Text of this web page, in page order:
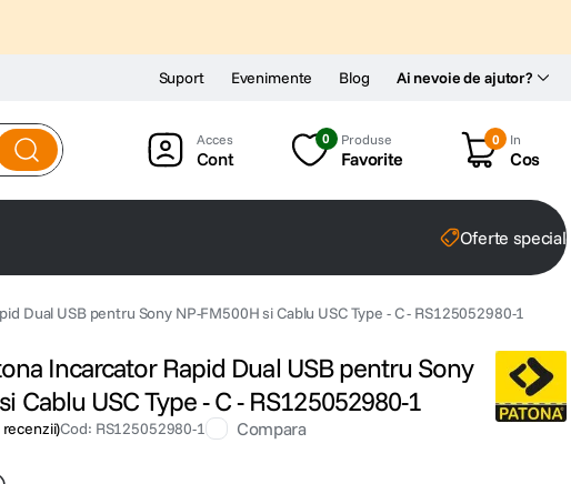
Ai nevoie de ajutor?
Suport Evenimente Blog
Cont
0 Produse
Favorite
0 In
Cos
Oferte
Dual USB pentru Sony NP-FM500H si Cablu USC Type - C - RS125052980-1
Incarcator Rapid Dual USB pentru Sony
Cablu USC Type - C - RS125052980-1
recenzii)Cod: RS125052980-1 Compara